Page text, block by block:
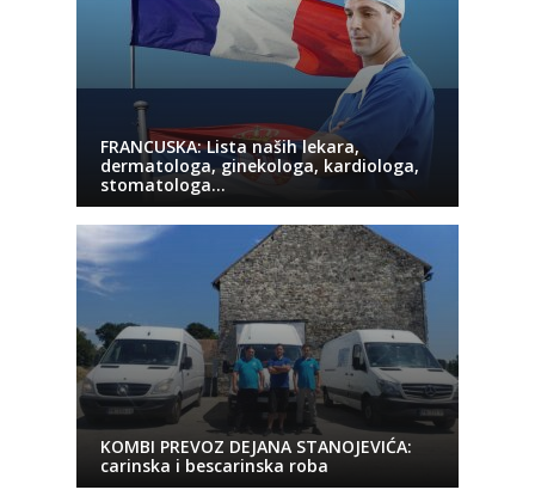
FRANCUSKA: Lista naših lekara,
dermatologa, ginekologa, kardiologa,
stomatologa…
KOMBI PREVOZ DEJANA STANOJEVIĆA:
carinska i bescarinska roba